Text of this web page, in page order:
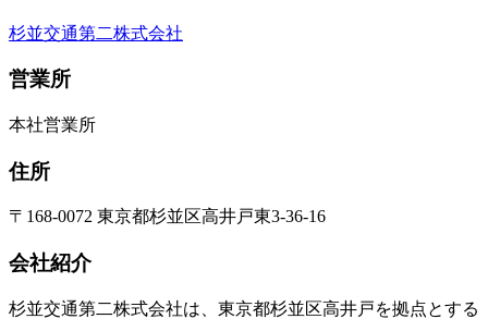
杉並交通第二株式会社
営業所
本社営業所
住所
〒168-0072 東京都杉並区高井戸東3‐36‐16
会社紹介
杉並交通第二株式会社は、東京都杉並区高井戸を拠点とする